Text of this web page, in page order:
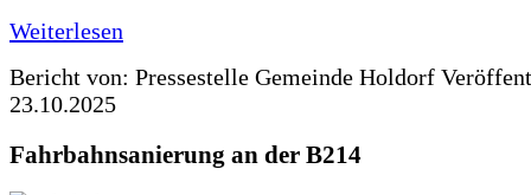
Weiterlesen
Bericht von: Pressestelle Gemeinde Holdorf
23.10.2025
Fahrbahnsanierung an der B214